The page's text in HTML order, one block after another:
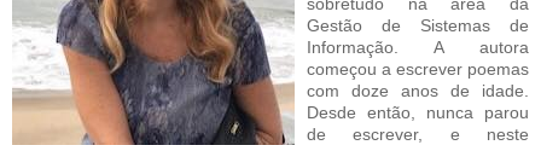
Gestão de Sistemas de
Informação. A autora
começou a escrever poemas
com doze anos de idade.
Desde então, nunca parou
de escrever, e neste